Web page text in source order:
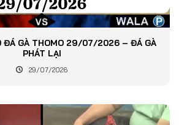
ĐÁ GÀ THOMO 29/07/2026 – ĐÁ GÀ
PHÁT LẠI
29/07/2026